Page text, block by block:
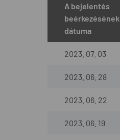
A bejelentés
beérkezésének
dátuma
2023. 07. 03
2023. 06. 28
2023. 06. 22
2023. 06. 19